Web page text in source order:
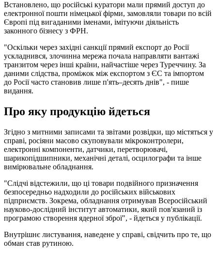
Встановлено, що російські куратори мали прямий доступ до
електронної пошти німецької фірми, замовляли товари по всій
Європі під вигаданими іменами, імітуючи діяльність
законного бізнесу з ФРН.
"Оскільки через західні санкції прямий експорт до Росії
ускладнився, злочинна мережа почала направляти вантажі
транзитом через інші країни, найчастіше через Туреччину. За
даними слідства, проміжок між експортом з ЄС та імпортом
до Росії часто становив лише п'ять–десять днів", - пише
видання.
Про яку продукцію йдеться
Згідно з митними записами та звітами розвідки, що містяться у
справі, росіяни масово скуповували мікроконтролери,
електронні компоненти, датчики, перетворювачі,
шарикопідшипники, механічні деталі, осцилографи та інше
вимірювальне обладнання.
"Слідчі відстежили, що ці товари подвійного призначення
безпосередньо надходили до російських військових
підприємств. Зокрема, обладнання отримував Всеросійський
науково-дослідний інститут автоматики, який пов'язаний із
програмою створення ядерної зброї", - йдеться у публікації.
Внутрішнє листування, наведене у справі, свідчить про те, що
обман став рутиною.